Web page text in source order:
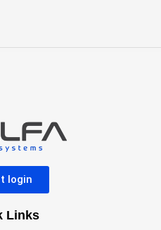
login
Links